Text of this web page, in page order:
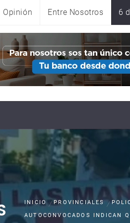
Opinión Entre Nosotros 6
INICIO PROVINCIALES
AUTOCONVOCADOS INDICAN